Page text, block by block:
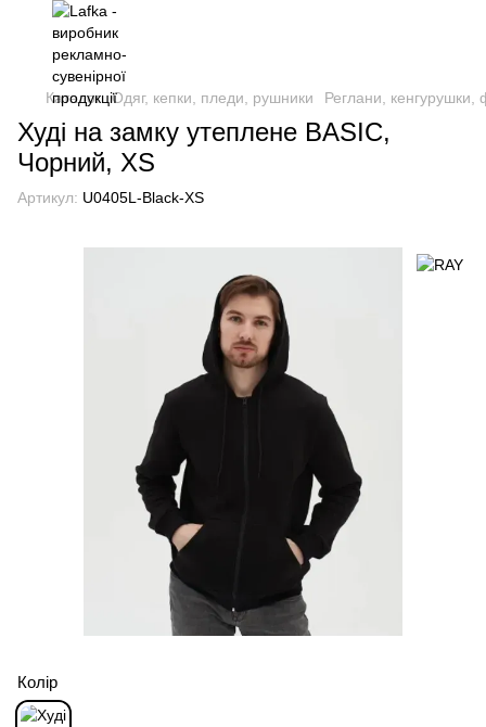
Каталог Одяг, кепки, пледи, рушники Реглани, кенгурушки,
Худі на замку утеплене BASIC,
Чорний, XS
Артикул: U0405L-Black-XS
Колір